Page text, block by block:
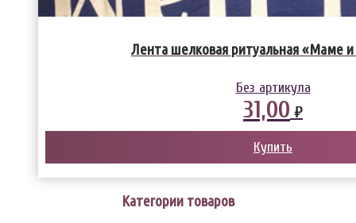
Лента шелковая ритуальная «Маме
Без артикула
31,00 ₽
Купить
Категории товаров